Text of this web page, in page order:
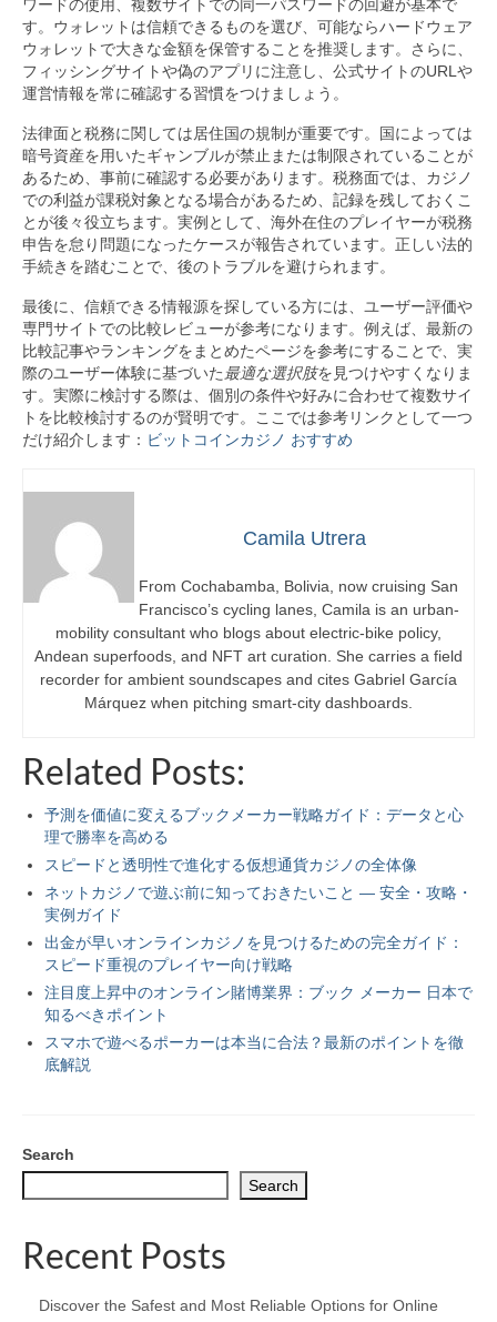
ワードの使用、複数サイトでの同一パスワードの回避が基本で
す。ウォレットは信頼できるものを選び、可能ならハードウェア
ウォレットで大きな金額を保管することを推奨します。さらに、
フィッシングサイトや偽のアプリに注意し、公式サイトのURLや
運営情報を常に確認する習慣をつけましょう。
法律面と税務に関しては居住国の規制が重要です。国によっては
暗号資産を用いたギャンブルが禁止または制限されていることが
あるため、事前に確認する必要があります。税務面では、カジノ
での利益が課税対象となる場合があるため、記録を残しておくこ
とが後々役立ちます。実例として、海外在住のプレイヤーが税務
申告を怠り問題になったケースが報告されています。正しい法的
手続きを踏むことで、後のトラブルを避けられます。
最後に、信頼できる情報源を探している方には、ユーザー評価や
専門サイトでの比較レビューが参考になります。例えば、最新の
比較記事やランキングをまとめたページを参考にすることで、実
際のユーザー体験に基づいた最適な選択肢を見つけやすくなりま
す。実際に検討する際は、個別の条件や好みに合わせて複数サイ
トを比較検討するのが賢明です。ここでは参考リンクとして一つ
だけ紹介します： ビットコインカジノ おすすめ
Camila Utrera
From Cochabamba, Bolivia, now cruising San
Francisco’s cycling lanes, Camila is an urban-
mobility consultant who blogs about electric-bike policy,
Andean superfoods, and NFT art curation. She carries a field
recorder for ambient soundscapes and cites Gabriel García
Márquez when pitching smart-city dashboards.
Related Posts:
予測を価値に変えるブックメーカー戦略ガイド：データと心
理で勝率を高める
スピードと透明性で進化する仮想通貨カジノの全体像
ネットカジノで遊ぶ前に知っておきたいこと — 安全・攻略・
実例ガイド
出金が早いオンラインカジノを見つけるための完全ガイド：
スピード重視のプレイヤー向け戦略
注目度上昇中のオンライン賭博業界：ブック メーカー 日本で
知るべきポイント
スマホで遊べるポーカーは本当に合法？最新のポイントを徹
底解説
Search
Search
Recent Posts
Discover the Safest and Most Reliable Options for Online